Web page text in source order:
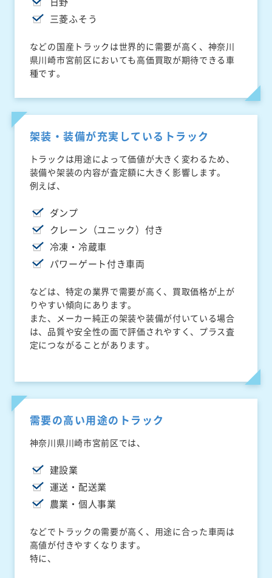
三菱ふそう
などの国産トラックは世界的に需要が高く、神奈川
県川崎市宮前区においても高価買取が期待できる車
種です。
架装・装備が充実しているトラック
トラックは用途によって価値が大きく変わるため、
装備や架装の内容が査定額に大きく影響します。
例えば、
ダンプ
クレーン（ユニック）付き
冷凍・冷蔵車
パワーゲート付き車両
などは、特定の業界で需要が高く、買取価格が上が
りやすい傾向にあります。
また、メーカー純正の架装や装備が付いている場合
は、品質や安全性の面で評価されやすく、プラス査
定につながることがあります。
需要の高い用途のトラック
神奈川県川崎市宮前区では、
建設業
運送・配送業
農業・個人事業
などでトラックの需要が高く、用途に合った車両は
高値が付きやすくなります。
特に、